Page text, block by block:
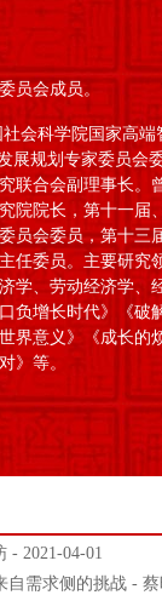
员会成员。
会科学院国家高端
展规划专家委员会
联合会副理事长。
院院长，第十一届
员会委员，第十三
任委员。主要研究
学、劳动经济学、
负增长时代》《破
界意义》《成长的
》等。
- 2021-04-01
需求侧的挑战 - 蔡